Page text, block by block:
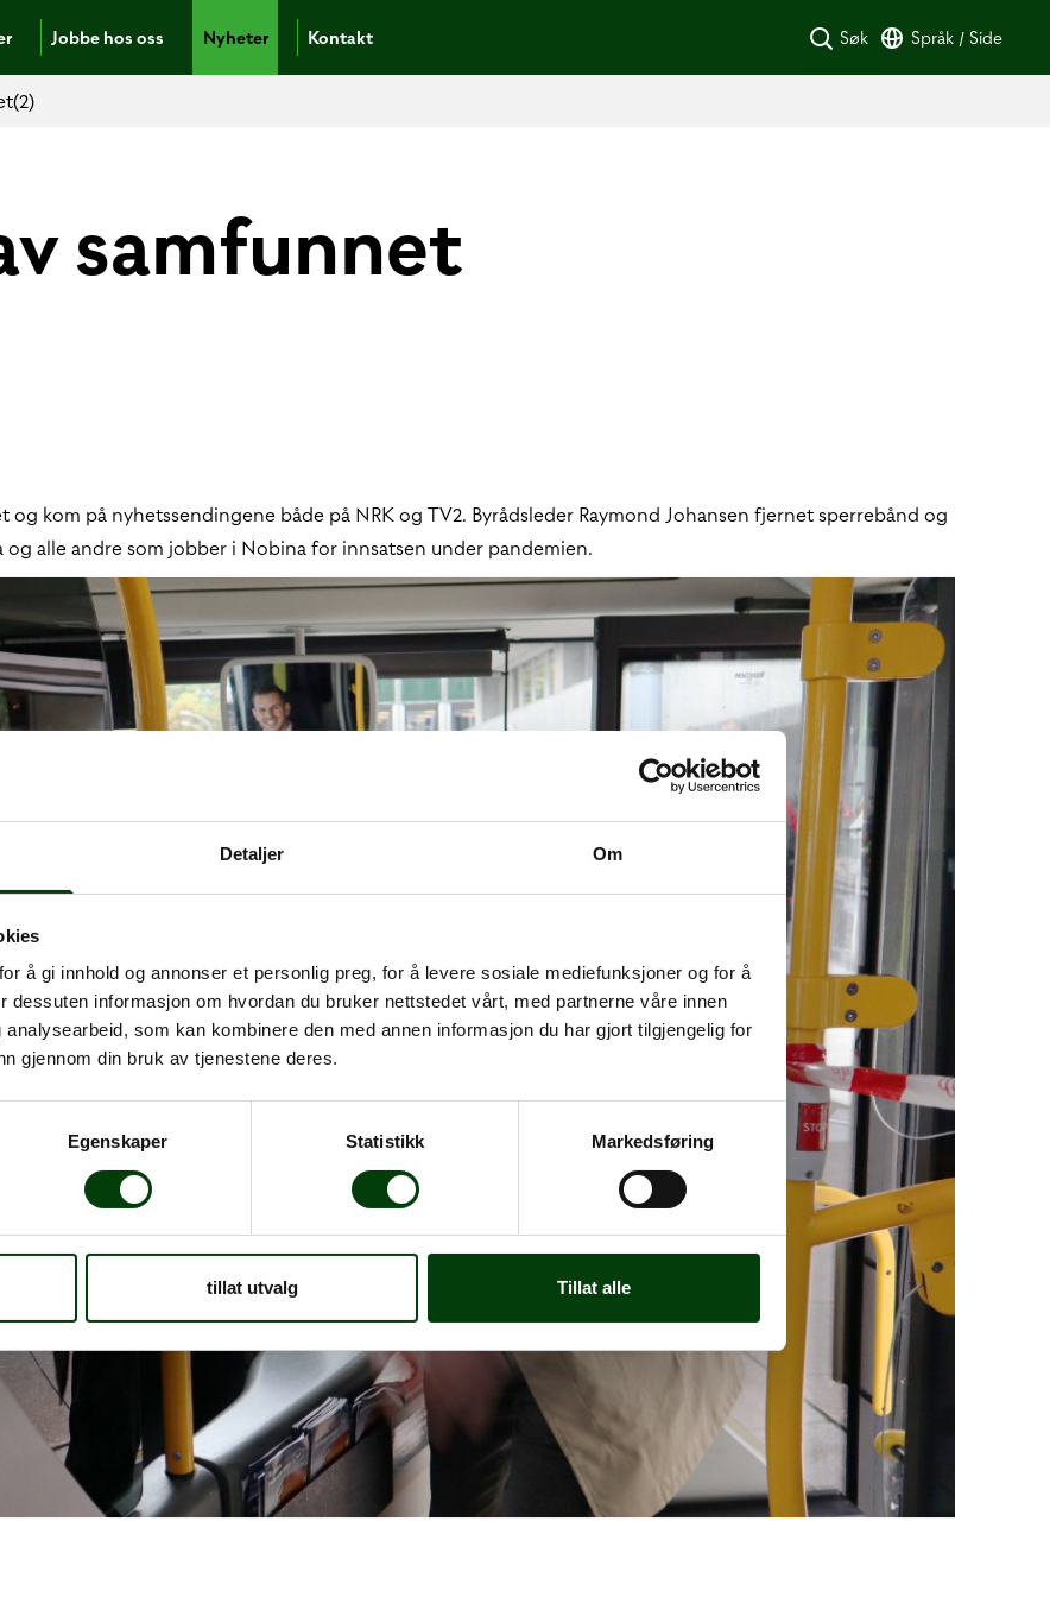
Detaljer Om
å gi innhold og annonser et personlig preg, for å levere sosiale mediefunksjoner og for å
dessuten informasjon om hvordan du bruker nettstedet vårt, med partnerne våre innen
som kan kombinere den med annen informasjon du har gjort tilgjengelig for
gjennom din bruk av tjenestene deres.
Egenskaper Statistikk Markedsføring
tillat utvalg Tillat alle
Jobbe hos oss Nyheter Kontakt Søk Språk / Side
samfunnet
kom på nyhetssendingene både på NRK og TV2. Byrådsleder Raymond Johansen fjernet sperrebånd og
alle andre som jobber i Nobina for innsatsen under pandemien.